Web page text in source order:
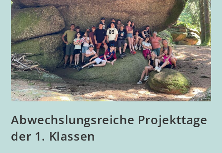
Abwechslungsreiche Projekttage
der 1. Klassen